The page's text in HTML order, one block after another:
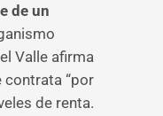
de un
Valle afirma
contrata “por
de renta.